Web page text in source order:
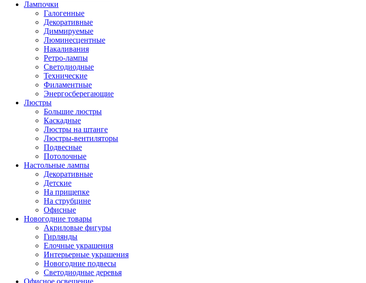
Лампочки
Галогенные
Декоративные
Диммируемые
Люминесцентные
Накаливания
Ретро-лампы
Светодиодные
Технические
Филаментные
Энергосберегающие
Люстры
Большие люстры
Каскадные
Люстры на штанге
Люстры-вентиляторы
Подвесные
Потолочные
Настольные лампы
Декоративные
Детские
На прищепке
На струбцине
Офисные
Новогодние товары
Акриловые фигуры
Гирлянды
Елочные украшения
Интерьерные украшения
Новогодние подвесы
Светодиодные деревья
Офисное освещение